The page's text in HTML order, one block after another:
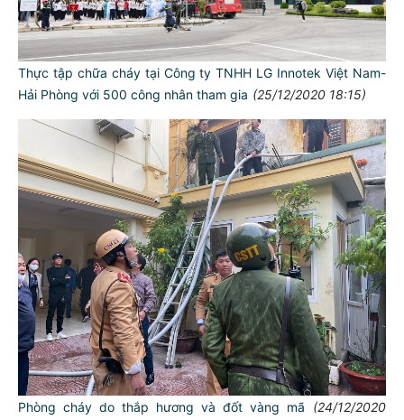
Thực tập chữa cháy tại Công ty TNHH LG Innotek Việt Nam-
Hải Phòng với 500 công nhân tham gia (25/12/2020 18:15)
Phòng cháy do thắp hương và đốt vàng mã
(24/12/2020